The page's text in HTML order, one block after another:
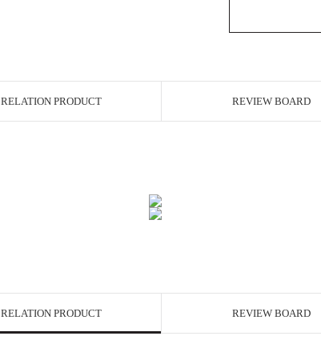
RELATION PRODUCT REVIEW BOARD
RELATION PRODUCT REVIEW BOARD